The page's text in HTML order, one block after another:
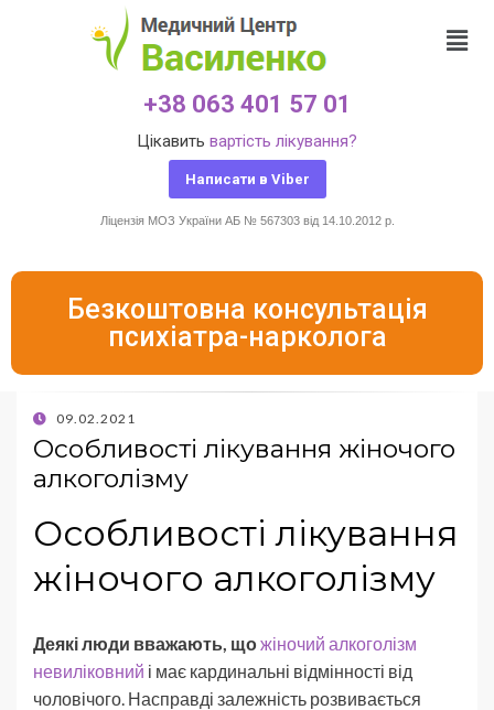
+38 063 401 57 01
Цікавить вартість лікування?
Написати в Viber
Ліцензія МОЗ України АБ № 567303 від 14.10.2012 р.
Безкоштовна консультація
психіатра-нарколога
09.02.2021
Особливості лікування жіночого
алкоголізму
Особливості лікування
жіночого алкоголізму
Деякі люди вважають, щожіночий алкоголізм
невиліковний і має кардинальні відмінності від
чоловічого. Насправді залежність розвивається